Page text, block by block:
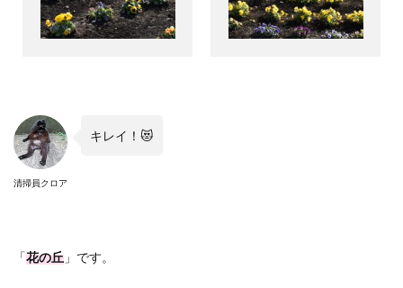
清掃員クロア
キレイ！ 😻
「花の丘 」です。